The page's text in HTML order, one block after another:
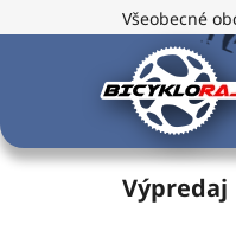
na
Všeobecné
Výpredaj